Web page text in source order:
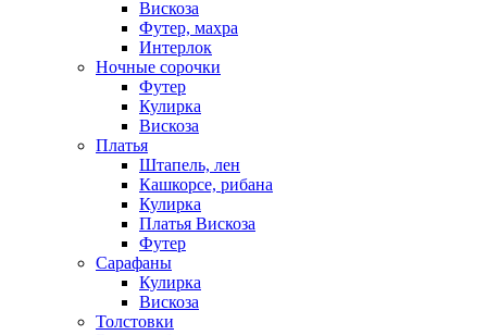
Вискоза
Футер, махра
Интерлок
Ночные сорочки
Футер
Кулирка
Вискоза
Платья
Штапель, лен
Кашкорсе, рибана
Кулирка
Платья Вискоза
Футер
Сарафаны
Кулирка
Вискоза
Толстовки